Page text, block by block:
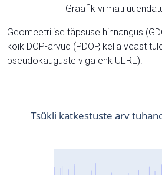
Graafik viimati
Geomeetrilise täpsuse hinnangus
kõik DOP-arvud (PDOP, kella veast
pseudokauguste viga ehk UERE).
Tsükli katkestuste arv